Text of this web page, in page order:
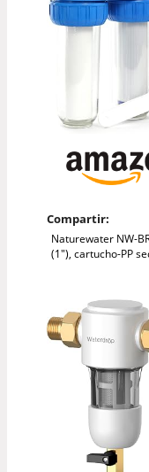
Compartir:
Naturewater NW-
(1"), cartucho-PP